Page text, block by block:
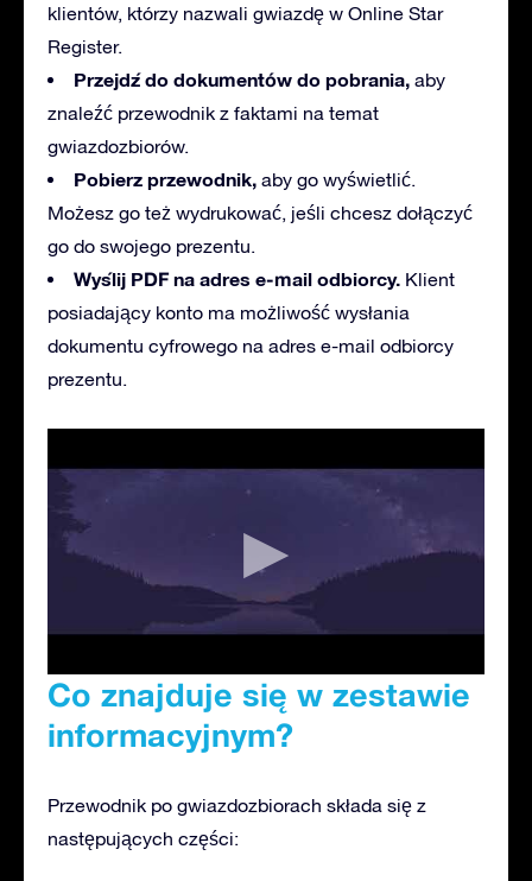
klientów, którzy nazwali gwiazdę w Online Star
Register.
Przejdź do dokumentów do pobrania, aby
znaleźć przewodnik z faktami na temat
gwiazdozbiorów.
Pobierz przewodnik, aby go wyświetlić.
Możesz go też wydrukować, jeśli chcesz dołączyć
go do swojego prezentu.
Wyślij PDF na adres e-mail odbiorcy. Klient
posiadający konto ma możliwość wysłania
dokumentu cyfrowego na adres e-mail odbiorcy
prezentu.
Co znajduje się w zestawie
informacyjnym?
Przewodnik po gwiazdozbiorach składa się z
następujących części: